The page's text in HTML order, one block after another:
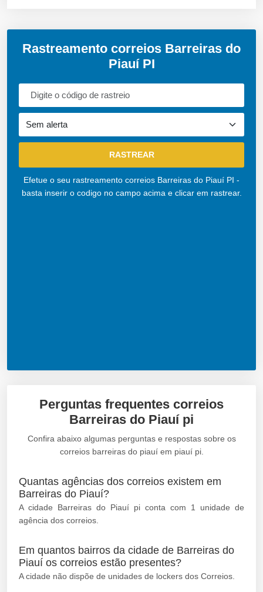
Rastreamento correios Barreiras do
Piauí PI
Efetue o seu rastreamento correios Barreiras do Piauí PI -
basta inserir o codigo no campo acima e clicar em rastrear.
Perguntas frequentes correios
Barreiras do Piauí pi
Confira abaixo algumas perguntas e respostas sobre os
correios barreiras do piauí em piauí pi.
Quantas agências dos correios existem em
Barreiras do Piauí?
A cidade Barreiras do Piauí pi conta com 1 unidade de
agência dos correios.
Em quantos bairros da cidade de Barreiras do
Piauí os correios estão presentes?
A cidade não dispõe de unidades de lockers dos Correios.